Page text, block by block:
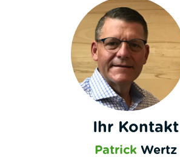
Ihr Kontakt
Patrick Wertz